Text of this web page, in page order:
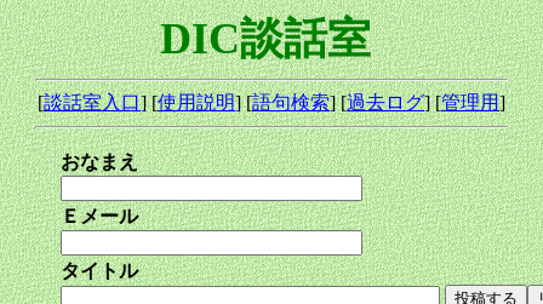
DIC談話室
[談話室入口] [使用説明] [語句検索] [過去ログ] [管理用]
おなまえ
Ｅメール
タイトル